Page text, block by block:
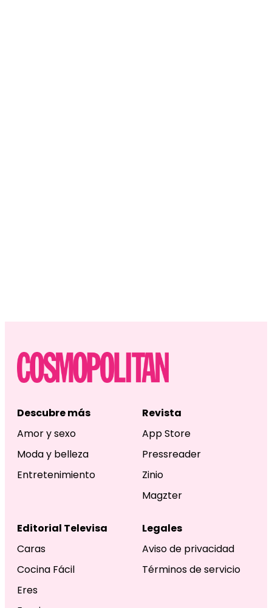
Descubre más
Amor y sexo
Moda y belleza
Entretenimiento
Revista
App Store
Pressreader
Zinio
Magzter
Editorial Televisa
Caras
Cocina Fácil
Eres
Legales
Aviso de privacidad
Términos de servicio